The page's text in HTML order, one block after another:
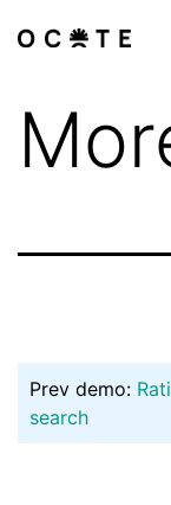
toLas
Prev demo:
search